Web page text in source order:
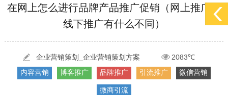
[2022-05-04] 污水处理设备厂家产品如何做网络推广（污水处理项目网... 更多 >
疫情当下公司企业品牌网络营销策划推广怎么做，国内知... 更多 >
在网上怎么进行品牌产品推广促销（网上推广与
线下推广有什么不同）
企业营销策划_企业营销策划方案
2083℃
内容营销
博客推广 品牌推广 引流推广 微信营销
微商引流